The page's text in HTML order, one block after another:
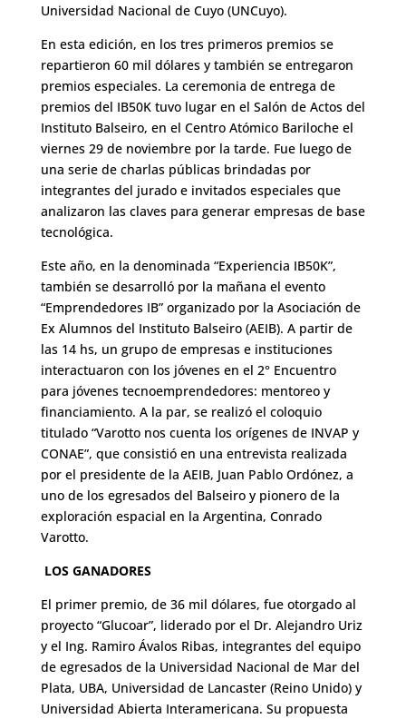
Universidad Nacional de Cuyo (UNCuyo).
En esta edición, en los tres primeros premios se
repartieron 60 mil dólares y también se entregaron
premios especiales. La ceremonia de entrega de
premios del IB50K tuvo lugar en el Salón de Actos del
Instituto Balseiro, en el Centro Atómico Bariloche el
viernes 29 de noviembre por la tarde. Fue luego de
una serie de charlas públicas brindadas por
integrantes del jurado e invitados especiales que
analizaron las claves para generar empresas de base
tecnológica.
Este año, en la denominada “Experiencia IB50K”,
también se desarrolló por la mañana el evento
“Emprendedores IB” organizado por la Asociación de
Ex Alumnos del Instituto Balseiro (AEIB). A partir de
las 14 hs, un grupo de empresas e instituciones
interactuaron con los jóvenes en el 2° Encuentro
para jóvenes tecnoemprendedores: mentoreo y
financiamiento. A la par, se realizó el coloquio
titulado “Varotto nos cuenta los orígenes de INVAP y
CONAE”, que consistió en una entrevista realizada
por el presidente de la AEIB, Juan Pablo Ordónez, a
uno de los egresados del Balseiro y pionero de la
exploración espacial en la Argentina, Conrado
Varotto.
LOS GANADORES
El primer premio, de 36 mil dólares, fue otorgado al
proyecto “Glucoar”, liderado por el Dr. Alejandro Uriz
y el Ing. Ramiro Ávalos Ribas, integrantes del equipo
de egresados de la Universidad Nacional de Mar del
Plata, UBA, Universidad de Lancaster (Reino Unido) y
Universidad Abierta Interamericana. Su propuesta